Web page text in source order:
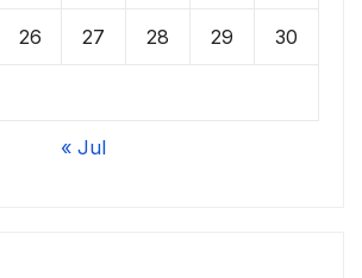
26 27 28 29 30
« Jul